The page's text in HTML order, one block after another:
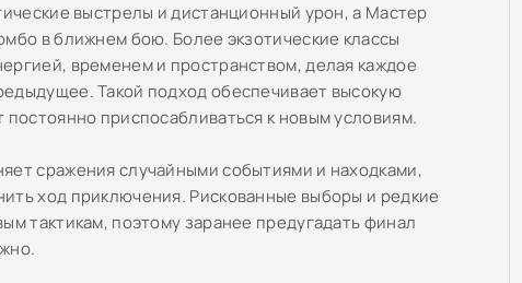
выстрелы и дистанционный урон, а Мастер
в ближнем бою. Более экзотические классы
временем и пространством, делая каждое
Такой подход обеспечивает высокую
постоянно приспосабливаться к новым условиям.
сражения случайными событиями и находками,
ход приключения. Рискованные выборы и редкие
тактикам, поэтому заранее предугадать финал